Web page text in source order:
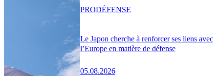
Le Japon cherche à renforcer ses liens avec
l’Europe en matière de défense
05.08.2026
PRODÉFENSE